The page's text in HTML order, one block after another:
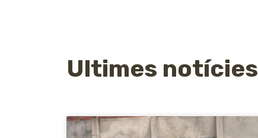
Ultimes notícies